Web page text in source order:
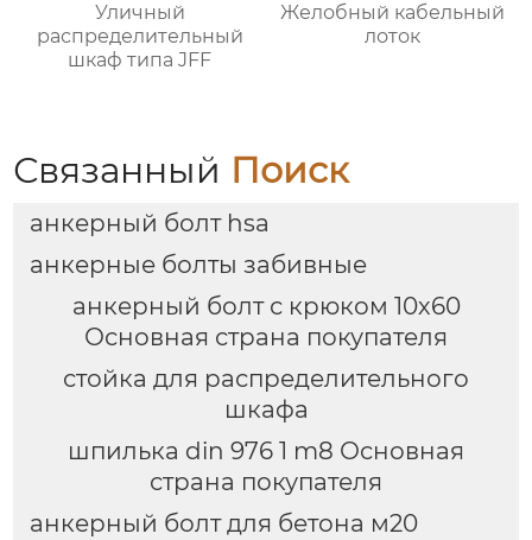
Уличный
распределительный
шкаф типа JFF
Желобный кабельный
лоток
Связанный Поиск
анкерный болт hsa
анкерные болты забивные
анкерный болт с крюком 10х60
Основная страна покупателя
стойка для распределительного
шкафа
шпилька din 976 1 m8 Основная
страна покупателя
анкерный болт для бетона м20